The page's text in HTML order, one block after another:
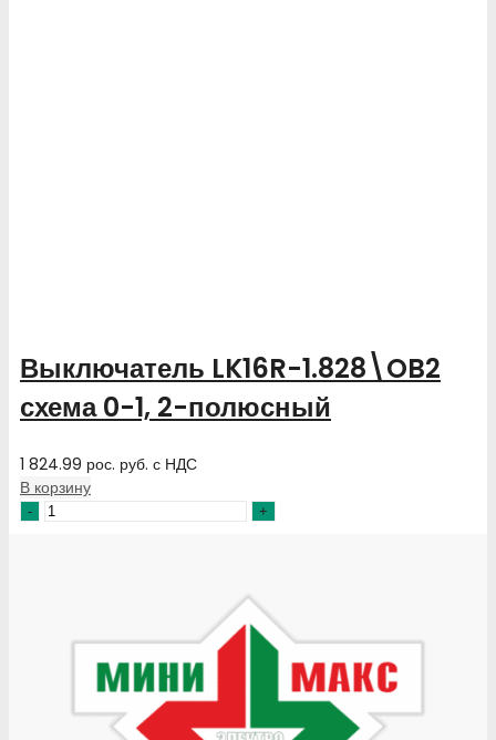
Выключатель LK16R-1.828\OB2
схема 0-1, 2-полюсный
1 824.99 рос. руб. с НДС
В корзину
Количество
полюсный